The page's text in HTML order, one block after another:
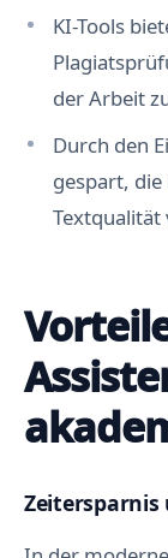
KI-Tools
der Arbeit
Durch den
gespart,
Textqualität
Zeitersparnis